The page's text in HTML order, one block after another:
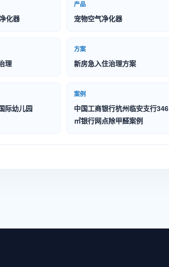
化器
产品
宠物空气净化器
理
方案
新房急入住治理方案
际幼儿园
案例
中国工商银行杭州临安支行346
㎡银行网点除甲醛案例